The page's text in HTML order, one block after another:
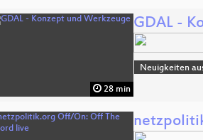
28 min
GDAL -
Neuigkeiten